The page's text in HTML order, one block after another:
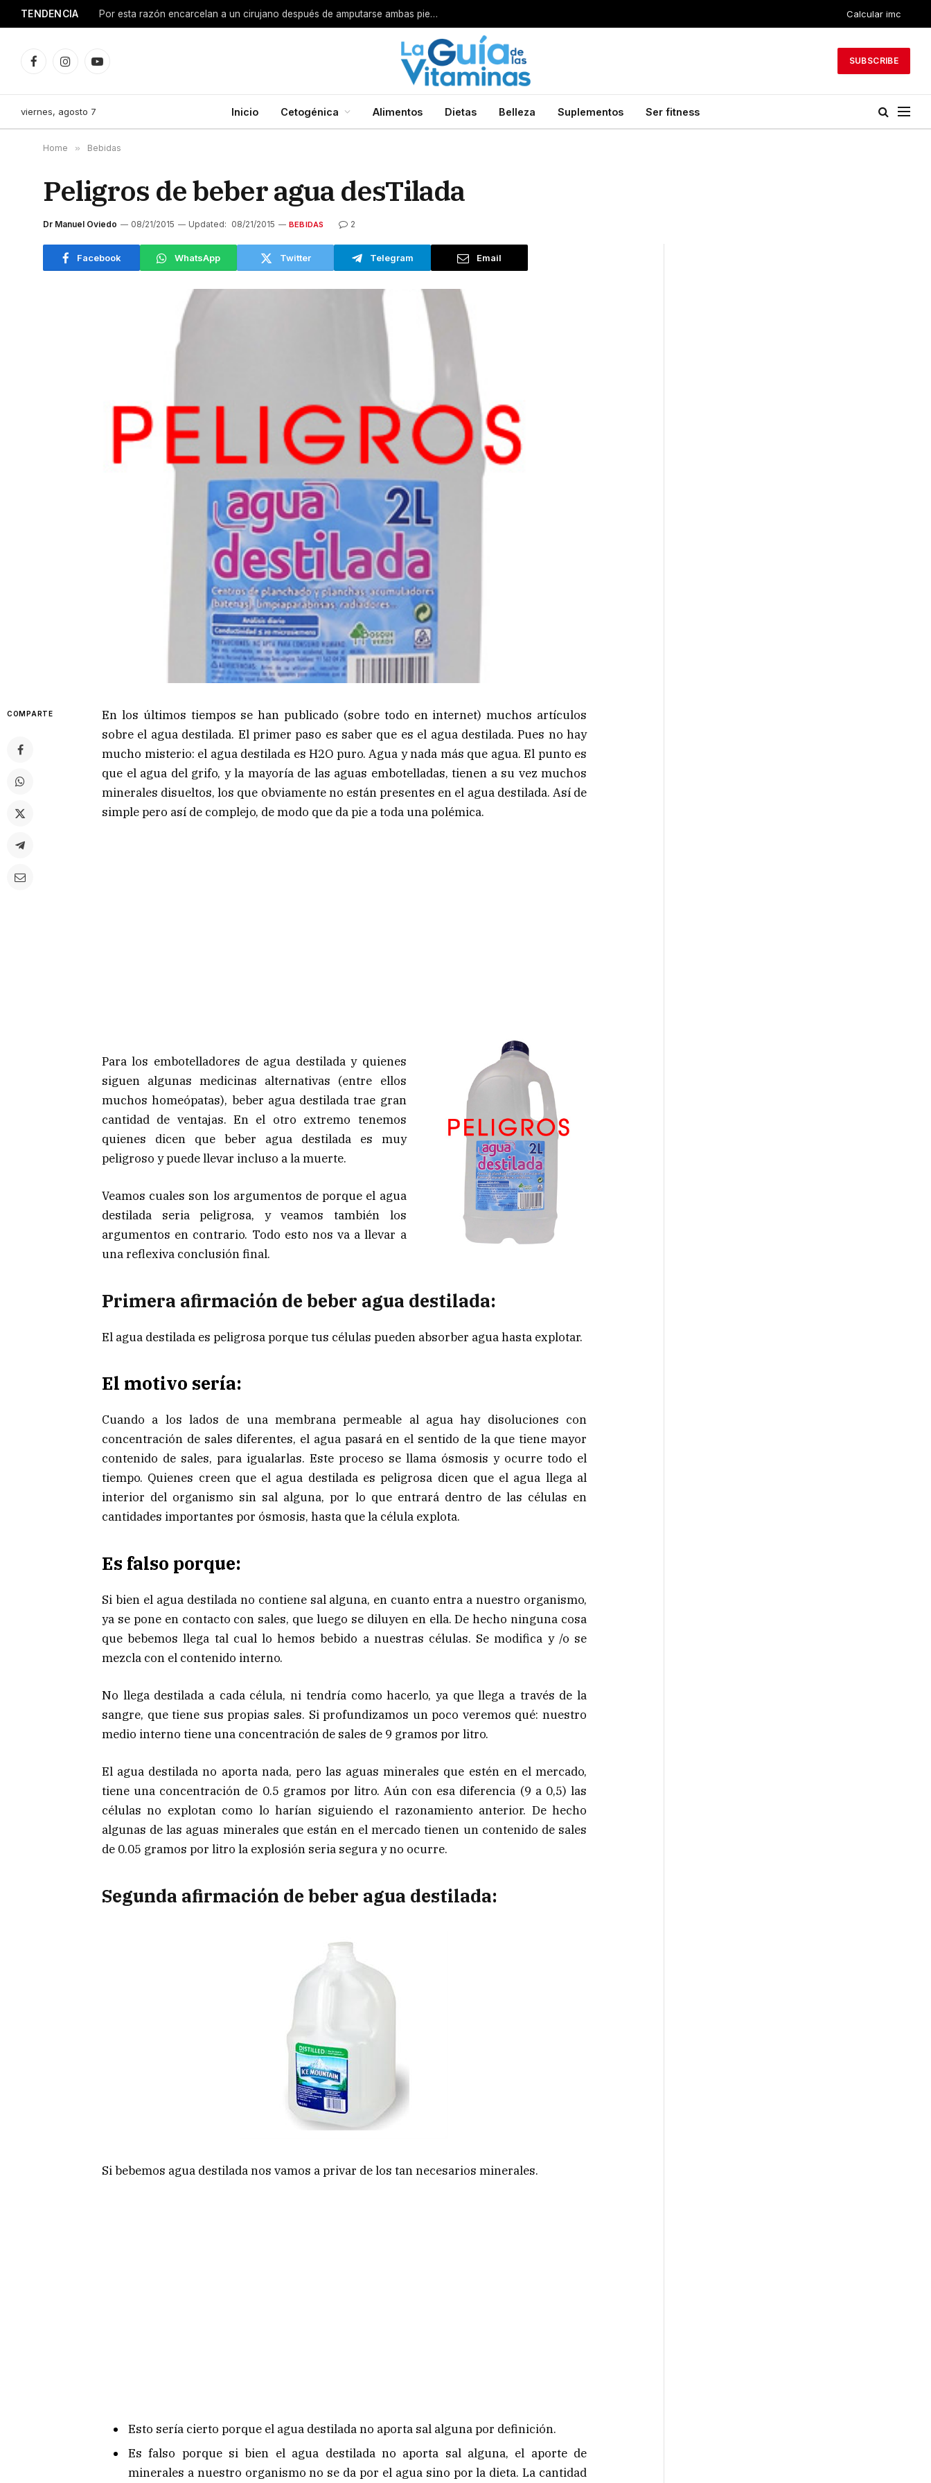
TENDENCIA Por esta razón encarcelan a un cirujano después de amputarse ambas piernas Calcular imc
FacebookInstagramYouTube
SUBSCRIBE
viernes, agosto 7 Inicio Cetogénica Alimentos Dietas Belleza Suplementos Ser fitness
Home » Bebidas
Peligros de beber agua desTilada
Dr Manuel Oviedo 08/21/2015 Updated: 08/21/2015 BEBIDAS 2
Facebook WhatsApp Twitter Telegram Email
COMPARTE
En los últimos tiempos se han publicado (sobre todo en internet) muchos artículos
sobre el agua destilada. El primer paso es saber que es el agua destilada. Pues no hay
mucho misterio: el agua destilada es H2O puro. Agua y nada más que agua. El punto es
que el agua del grifo, y la mayoría de las aguas embotelladas, tienen a su vez muchos
minerales disueltos, los que obviamente no están presentes en el agua destilada. Así de
simple pero así de complejo, de modo que da pie a toda una polémica.
Para los embotelladores de agua destilada y quienes
siguen algunas medicinas alternativas (entre ellos
muchos homeópatas), beber agua destilada trae gran
cantidad de ventajas. En el otro extremo tenemos
quienes dicen que beber agua destilada es muy
peligroso y puede llevar incluso a la muerte.
Veamos cuales son los argumentos de porque el agua
destilada seria peligrosa, y veamos también los
argumentos en contrario. Todo esto nos va a llevar a
una reflexiva conclusión final.
Primera afirmación de beber agua destilada:
El agua destilada es peligrosa porque tus células pueden absorber agua hasta explotar.
El motivo sería:
Cuando a los lados de una membrana permeable al agua hay disoluciones con
concentración de sales diferentes, el agua pasará en el sentido de la que tiene mayor
contenido de sales, para igualarlas. Este proceso se llama ósmosis y ocurre todo el
tiempo. Quienes creen que el agua destilada es peligrosa dicen que el agua llega al
interior del organismo sin sal alguna, por lo que entrará dentro de las células en
cantidades importantes por ósmosis, hasta que la célula explota.
Es falso porque:
Si bien el agua destilada no contiene sal alguna, en cuanto entra a nuestro organismo,
ya se pone en contacto con sales, que luego se diluyen en ella. De hecho ninguna cosa
que bebemos llega tal cual lo hemos bebido a nuestras células. Se modifica y /o se
mezcla con el contenido interno.
No llega destilada a cada célula, ni tendría como hacerlo, ya que llega a través de la
sangre, que tiene sus propias sales. Si profundizamos un poco veremos qué: nuestro
medio interno tiene una concentración de sales de 9 gramos por litro.
El agua destilada no aporta nada, pero las aguas minerales que estén en el mercado,
tiene una concentración de 0.5 gramos por litro. Aún con esa diferencia (9 a 0,5) las
células no explotan como lo harían siguiendo el razonamiento anterior. De hecho
algunas de las aguas minerales que están en el mercado tienen un contenido de sales
de 0.05 gramos por litro la explosión seria segura y no ocurre.
Segunda afirmación de beber agua destilada:
Si bebemos agua destilada nos vamos a privar de los tan necesarios minerales.
Esto sería cierto porque el agua destilada no aporta sal alguna por definición.
Es falso porque si bien el agua destilada no aporta sal alguna, el aporte de
minerales a nuestro organismo no se da por el agua sino por la dieta. La cantidad